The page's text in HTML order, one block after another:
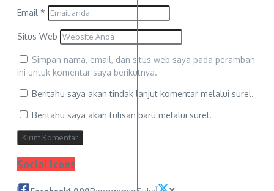
Email *
Situs Web
Simpan nama, email, dan situs web saya pada peramban
ini untuk komentar saya berikutnya.
Beritahu saya akan tindak lanjut komentar melalui surel.
Beritahu saya akan tulisan baru melalui surel.
Social Icons